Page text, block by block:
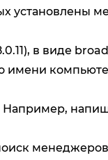
установлены
в виде
имени